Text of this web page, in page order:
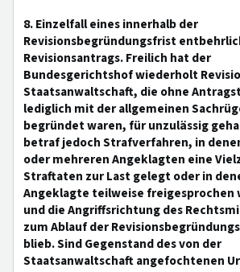
8. Einzelfall eines innerhalb der
Revisionsbegründungsfrist
Revisionsantrags. Freilich hat der
Bundesgerichtshof wiederholt
Staatsanwaltschaft, die ohne
lediglich mit der allgemeinen
begründet waren, für unzulässig
betraf jedoch Strafverfahren, in
oder mehreren Angeklagten eine
Straftaten zur Last gelegt oder in
Angeklagte teilweise freigesprochen
und die Angriffsrichtung des
zum Ablauf der
blieb. Sind Gegenstand des von der
Staatsanwaltschaft angefochtenen